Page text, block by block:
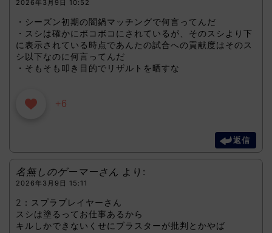
2026年3月9日 10:52
・シーズン初期の闇鍋マッチングで何言ってんだ
・スシは確かにボコボコにされているが、そのスシより下
に表示されている時点であんたの試合への貢献度はそのス
シ以下なのに何言ってんだ
・そもそも叩き目的でリザルトを晒すな
+6
返信
名無しのゲーマーさん より:
2026年3月9日 15:11
2：スプラプレイヤーさん
スシは塗るってお仕事あるから
キルしかできないくせにブラスターが批判とかやば